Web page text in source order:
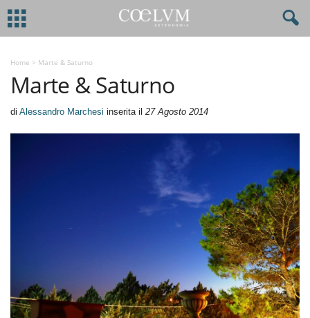
Home > Marte & Saturno
Marte & Saturno
di Alessandro Marchesi inserita il 27 Agosto 2014